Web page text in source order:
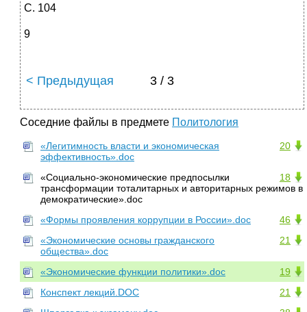
С. 104
9
< Предыдущая 3 / 3
Соседние файлы в предмете Политология
20
«Легитимность власти и экономическая
эффективность».doc
18
«Социально-экономические предпосылки
трансформации тоталитарных и авторитарных режимов в
демократические».doc
46
«Формы проявления коррупции в России».doc
21
«Экономические основы гражданского
общества».doc
19
«Экономические функции политики».doc
21
Конспект лекций.DOC